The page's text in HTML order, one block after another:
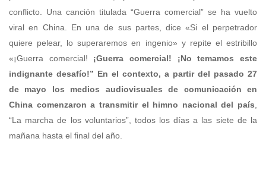
¡Guerra comercial! ¡No temamos este
indignante desafío!” En el contexto, a partir del pasado 27
de mayo los medios audiovisuales de comunicación en
China comenzaron a transmitir el himno nacional del país
“La marcha de los voluntarios”, todos los días a las siete de la
mañana hasta el final del año.